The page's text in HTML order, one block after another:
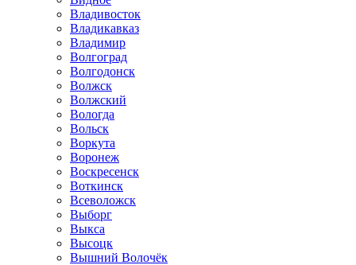
Владивосток
Владикавказ
Владимир
Волгоград
Волгодонск
Волжск
Волжский
Вологда
Вольск
Воркута
Воронеж
Воскресенск
Воткинск
Всеволожск
Выборг
Выкса
Высоцк
Вышний Волочёк